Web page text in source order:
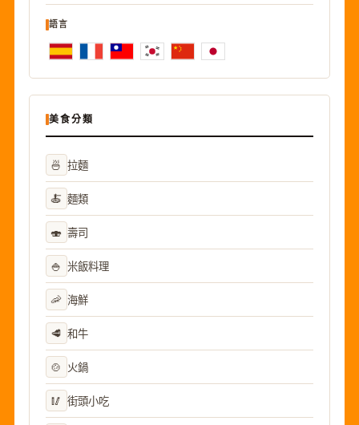
語言
美食分類
🍜 拉麵
🍝 麵類
🍣 壽司
🍚 米飯料理
🦐 海鮮
🥩 和牛
🍲 火鍋
🥢 街頭小吃